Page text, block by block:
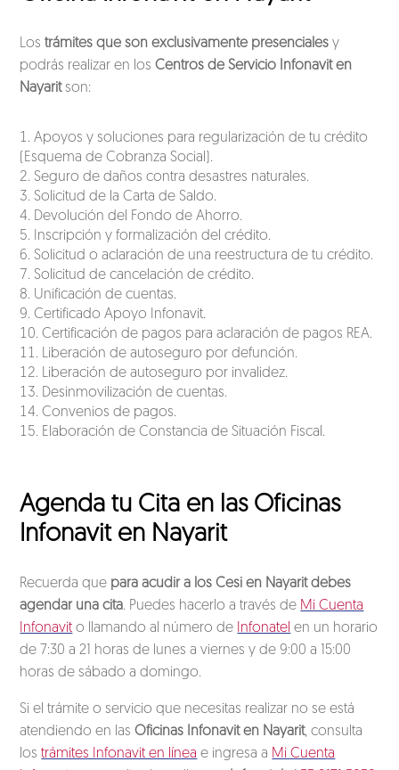
Lostrámites que son exclusivamente presenciales y
podrás realizar en losCentros de Servicio Infonavit en
Nayaritson:
Apoyos y soluciones para regularización de tu crédito
(Esquema de Cobranza Social).
Seguro de daños contra desastres naturales.
Solicitud de la Carta de Saldo.
Devolución del Fondo de Ahorro.
Inscripción y formalización del crédito.
Solicitud o aclaración de una reestructura de tu crédito.
Solicitud de cancelación de crédito.
Unificación de cuentas.
Certificado Apoyo Infonavit.
Certificación de pagos para aclaración de pagos REA.
Liberación de autoseguro por defunción.
Liberación de autoseguro por invalidez.
Desinmovilización de cuentas.
Convenios de pagos.
Elaboración de Constancia de Situación Fiscal.
Agenda tu Cita en las Oficinas
Infonavit en Nayarit
Recuerda que para acudir a los Cesi en Nayarit debes
agendar una cita. Puedes hacerlo a través de Mi Cuenta
Infonavit o llamando al número de Infonatel en un horario
de 7:30 a 21 horas de lunes a viernes y de 9:00 a 15:00
horas de sábado a domingo.
Si el trámite o servicio que necesitas realizar no se está
atendiendo en lasOficinas Infonavit en Nayarit, consulta
lostrámites Infonavit en línea e ingresa a Mi Cuenta